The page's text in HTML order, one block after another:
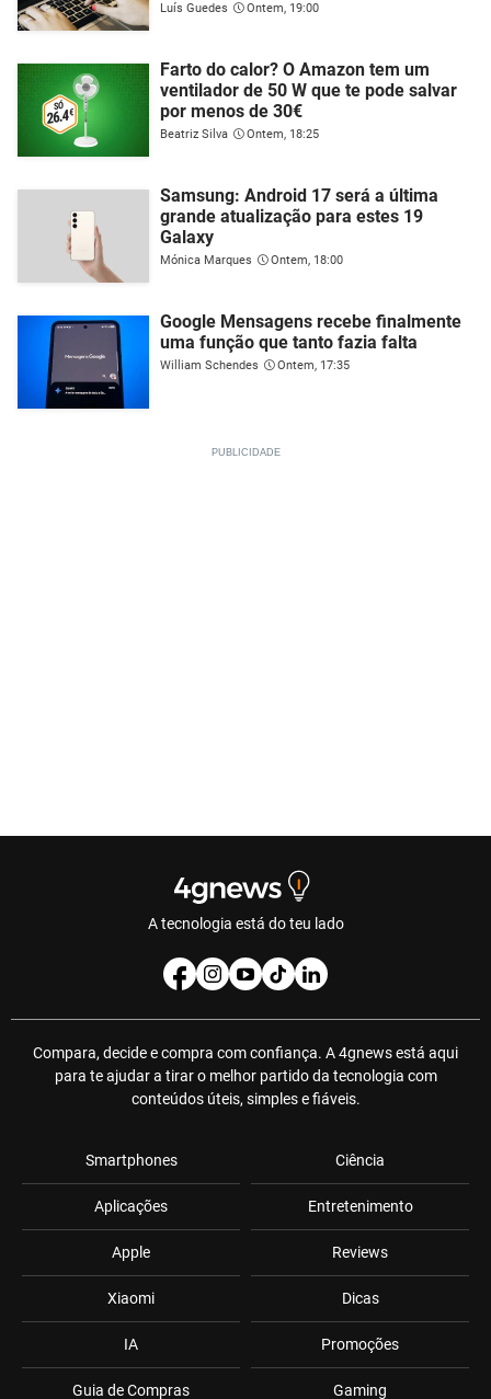
Luís Guedes Ontem, 19:00
Farto do calor? O Amazon tem um
ventilador de 50 W que te pode salvar
por menos de 30€
Beatriz Silva Ontem, 18:25
Samsung: Android 17 será a última
grande atualização para estes 19
Galaxy
Mónica Marques Ontem, 18:00
Google Mensagens recebe finalmente
uma função que tanto fazia falta
William Schendes Ontem, 17:35
A tecnologia está do teu lado
Compara, decide e compra com confiança. A 4gnews está aqui
para te ajudar a tirar o melhor partido da tecnologia com
conteúdos úteis, simples e fiáveis.
Smartphones
Aplicações
Apple
Xiaomi
IA
Guia de Compras
Ciência
Entretenimento
Reviews
Dicas
Promoções
Gaming